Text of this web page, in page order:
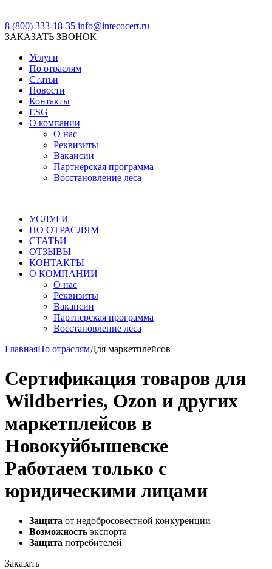
8 (800) 333-18-35 info@intecocert.ru
ЗАКАЗАТЬ ЗВОНОК
Услуги
По отраслям
Статьи
Новости
Контакты
ESG
О компании
О нас
Реквизиты
Вакансии
Партнерская программа
Восстановление леса
УСЛУГИ
ПО ОТРАСЛЯМ
СТАТЬИ
ОТЗЫВЫ
КОНТАКТЫ
О КОМПАНИИ
О нас
Реквизиты
Вакансии
Партнерская программа
Восстановление леса
ГлавнаяПо отраслямДля маркетплейсов
Сертификация товаров для
Wildberries, Ozon и других
маркетплейсов в
Новокуйбышевске
Работаем только с
юридическими лицами
Защита от недобросовестной конкуренции
Возможность экспорта
Защита потребителей
Заказать